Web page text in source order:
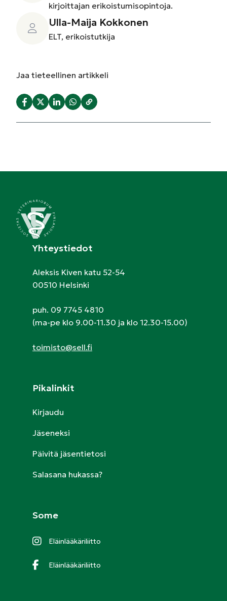
kirjoittajan erikoistumisopintoja.
Ulla-Maija Kokkonen
ELT, erikoistutkija
Jaa tieteellinen artikkeli
Yhteystiedot
Aleksis Kiven katu 52-54
00510 Helsinki
puh. 09 7745 4810
(ma-pe klo 9.00-11.30 ja klo 12.30-15.00)
toimisto@sell.fi
Pikalinkit
Kirjaudu
Jäseneksi
Päivitä jäsentietosi
Salasana hukassa?
Some
Eläinlääkäriliitto
Eläinlääkäriliitto